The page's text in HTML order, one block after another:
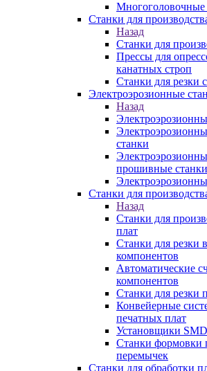
Многоголовочные
Станки для
Назад
Станки для
Прессы для
канатных строп
Станки для резки
Электроэрозионные
Назад
станки
прошивные станки
Станки для
Назад
Станки для
плат
Станки для резки
компонентов
Автоматические
компонентов
Станки для резки
Конвейерные
печатных плат
Установщики
Станки формовки
перемычек
Станки для обработки